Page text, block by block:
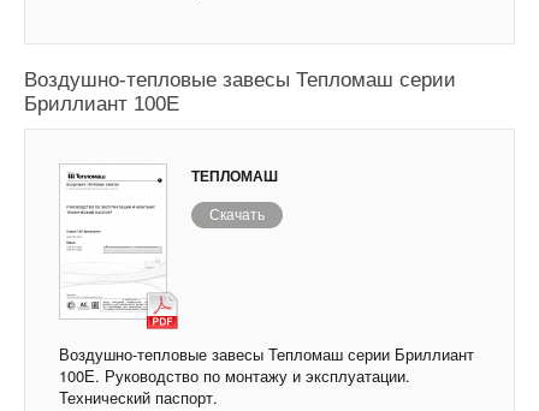
Воздушно-тепловые завесы Тепломаш серии
Бриллиант 100Е
ТЕПЛОМАШ
Скачать
Воздушно-тепловые завесы Тепломаш серии Бриллиант
100Е. Руководство по монтажу и эксплуатации.
Технический паспорт.